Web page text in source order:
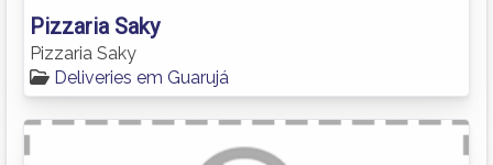
Pizzaria Saky
Pizzaria Saky
Deliveries em Guarujá